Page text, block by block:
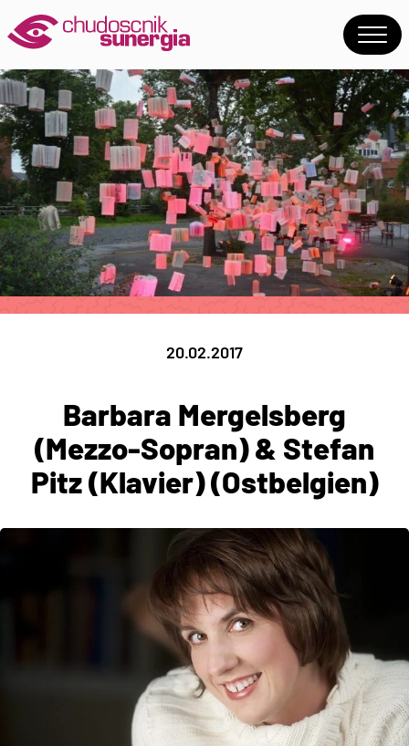
20.02.2017
Barbara Mergelsberg
(Mezzo-Sopran) & Stefan
Pitz (Klavier) (Ostbelgien)